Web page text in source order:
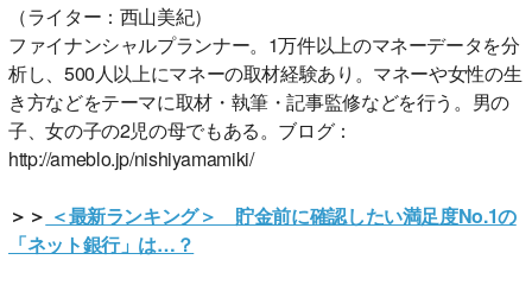
（ライター：西山美紀）
ファイナンシャルプランナー。1万件以上のマネーデータを分
析し、500人以上にマネーの取材経験あり。マネーや女性の生
き方などをテーマに取材・執筆・記事監修などを行う。男の
子、女の子の2児の母でもある。ブログ：
http://ameblo.jp/nishiyamamiki/
＞＞ ＜最新ランキング＞ 貯金前に確認したい満足度No.1の
「ネット銀行」は…？